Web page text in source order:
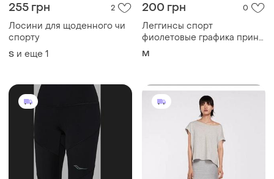
255 грн 2
Лосини для щоденного чи
спорту
S и еще 1
200 грн 0
Леггинсы спорт
фиолетовые графика принт
штаны зал
M